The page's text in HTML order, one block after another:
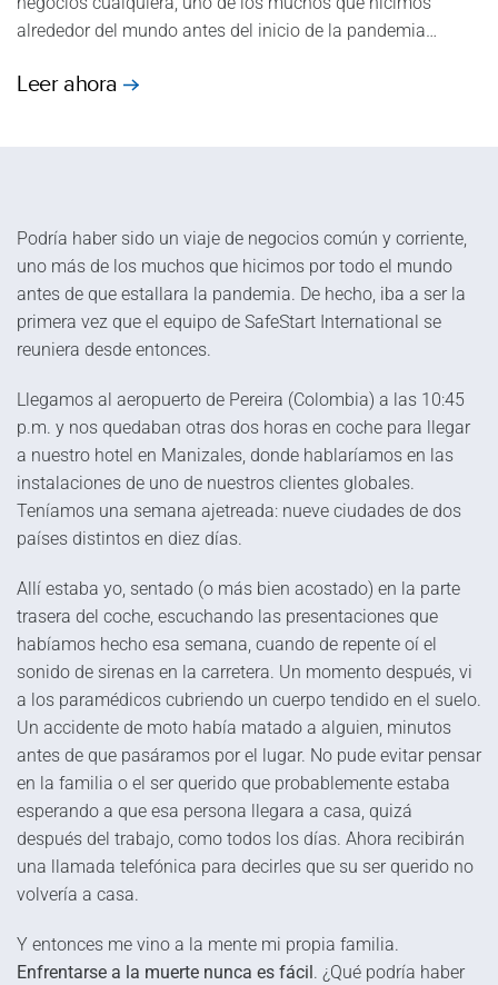
alrededor del mundo antes del inicio de la pandemia…
Leer ahora
Podría haber sido un viaje de negocios común y corriente,
uno más de los muchos que hicimos por todo el mundo
antes de que estallara la pandemia. De hecho, iba a ser la
primera vez que el equipo de SafeStart International se
reuniera desde entonces.
Llegamos al aeropuerto de Pereira (Colombia) a las 10:45
p.m. y nos quedaban otras dos horas en coche para llegar
a nuestro hotel en Manizales, donde hablaríamos en las
instalaciones de uno de nuestros clientes globales.
Teníamos una semana ajetreada: nueve ciudades de dos
países distintos en diez días.
Allí estaba yo, sentado (o más bien acostado) en la parte
trasera del coche, escuchando las presentaciones que
habíamos hecho esa semana, cuando de repente oí el
sonido de sirenas en la carretera. Un momento después, vi
a los paramédicos cubriendo un cuerpo tendido en el suelo.
Un accidente de moto había matado a alguien, minutos
antes de que pasáramos por el lugar. No pude evitar pensar
en la familia o el ser querido que probablemente estaba
esperando a que esa persona llegara a casa, quizá
después del trabajo, como todos los días. Ahora recibirán
una llamada telefónica para decirles que su ser querido no
volvería a casa.
Y entonces me vino a la mente mi propia familia.
Enfrentarse a la muerte nunca es fácil . ¿Qué podría haber